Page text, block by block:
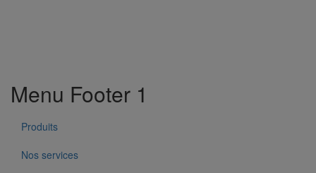
Menu Footer 1
Produits
Nos services